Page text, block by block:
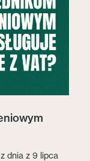
dnia z 9 lipca